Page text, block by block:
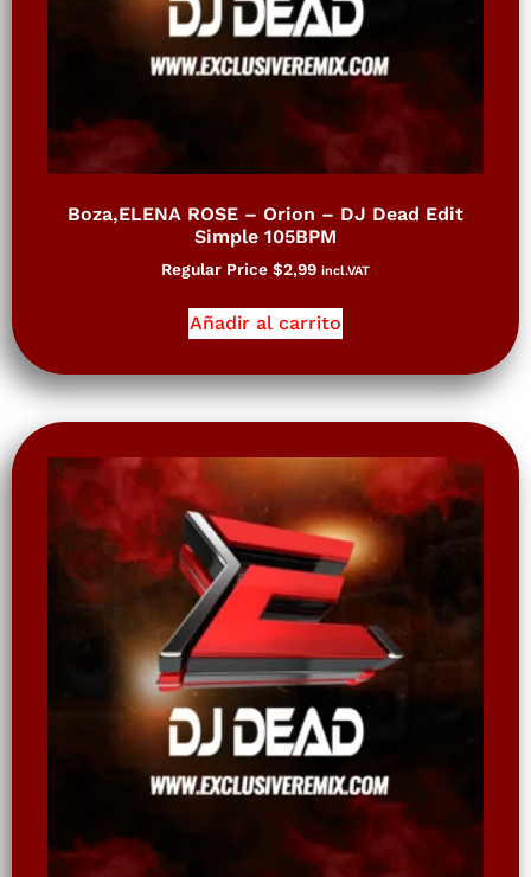
Boza,ELENA ROSE – Orion – DJ Dead Edit
Simple 105BPM
Regular Price $2,99 incl.VAT
Añadir al carrito